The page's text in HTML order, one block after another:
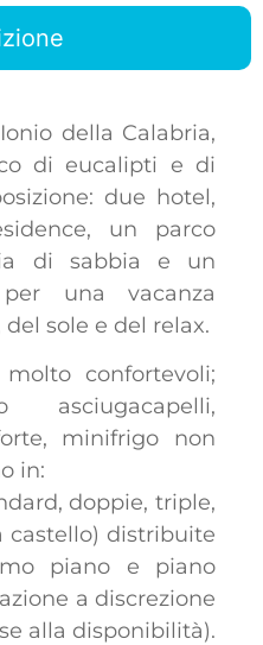
della Calabria,
di eucalipti e di
due hotel,
un parco
di sabbia e un
una vacanza
sole e del relax.
confortevoli;
asciugacapelli,
minifrigo non
in:
doppie, triple,
castello) distribuite
piano e piano
a discrezione
alla disponibilità).